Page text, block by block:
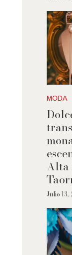
MODA
Alta
Julio 13,